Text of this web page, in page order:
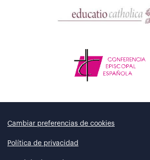
Cambiar preferencias de cookies
Política de privacidad